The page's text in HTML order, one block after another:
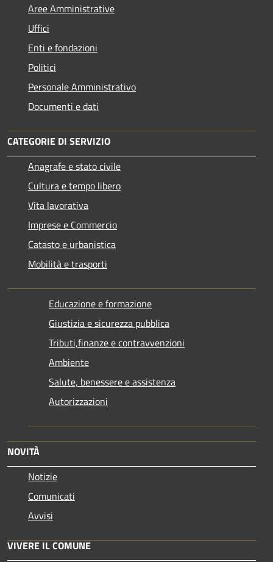
Aree Amministrative
Uffici
Enti e fondazioni
Politici
Personale Amministrativo
Documenti e dati
CATEGORIE DI SERVIZIO
Anagrafe e stato civile
Cultura e tempo libero
Vita lavorativa
Imprese e Commercio
Catasto e urbanistica
Mobilità e trasporti
Educazione e formazione
Giustizia e sicurezza pubblica
Tributi,finanze e contravvenzioni
Ambiente
Salute, benessere e assistenza
Autorizzazioni
NOVITÀ
Notizie
Comunicati
Avvisi
VIVERE IL COMUNE